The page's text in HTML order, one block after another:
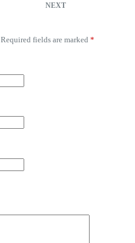
NEXT
Required fields are marked *